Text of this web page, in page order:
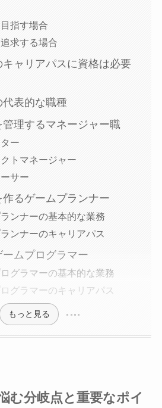
指す場合
求する場合
ャリアパスに資格は必要
表的な職種
理するマネージャー職
ー
トマネージャー
サー
るゲームプランナー
ンナーの基本的な業務
ンナーのキャリアパス
ムプログラマー
グラマーの基本的な業務
グラマーのキャリアパス
もっと見る
む分岐点と重要なポイ